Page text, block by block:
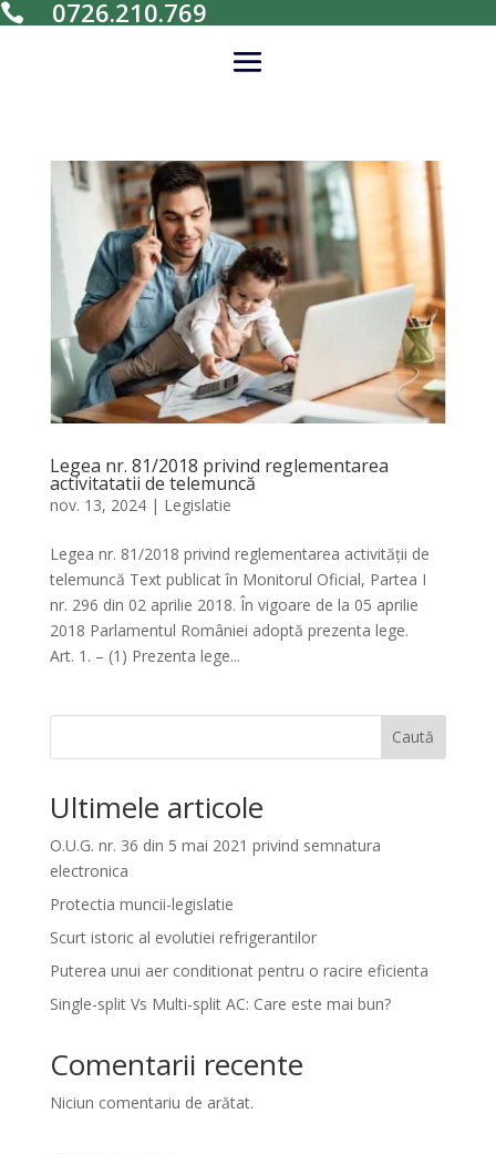
 0726.210.769
Legea nr. 81/2018 privind reglementarea
activitatatii de telemuncă
nov. 13, 2024| Legislatie
Legea nr. 81/2018 privind reglementarea activităţii de
telemuncă Text publicat în Monitorul Oficial, Partea I
nr. 296 din 02 aprilie 2018. În vigoare de la 05 aprilie
2018 Parlamentul României adoptă prezenta lege.
Art. 1. – (1) Prezenta lege...
Caută
Ultimele articole
O.U.G. nr. 36 din 5 mai 2021 privind semnatura
electronica
Protectia muncii-legislatie
Scurt istoric al evolutiei refrigerantilor
Puterea unui aer conditionat pentru o racire eficienta
Single-split Vs Multi-split AC: Care este mai bun?
Comentarii recente
Niciun comentariu de arătat.